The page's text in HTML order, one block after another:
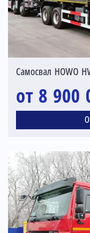
Самосвал HOWO
от 8 900